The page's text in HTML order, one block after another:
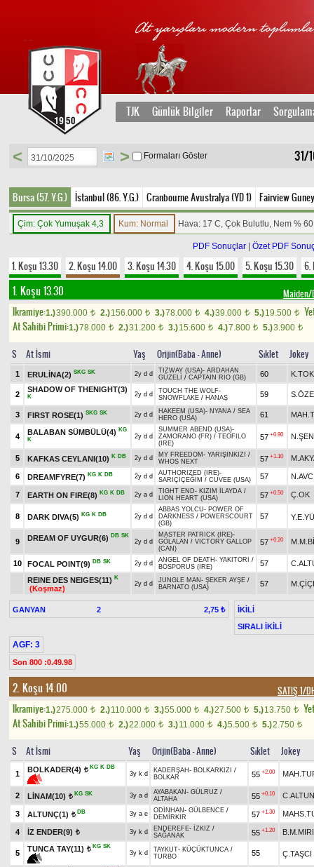
TJK Günlük Bilgiler Raporlar
31/
< > Formaları Göster
Bursa (57. Y.G.) İstanbul (86. Y.G.) Cranbourne Avustralya (YD 1) Fairview
Çim: Çok Yumuşak 4,3 Kum: Normal Hava: 17 C, Çok Bulutlu, Nem % 60
PDF Sonuçlar Özet PDF
1. Koşu 13.30 2. Koşu 14.00 3. Koşu 14.30 4. Koşu 15.00 5. Koşu 15.30 6.
1. Koşu 13.30 Maiden/
Ikramiye:1.)390.000 t 2.)156.000 t 3.)78.000 t 4.)39.000 t 5.)19.500 t
At Sahibi Primi:1.)78.000 t 2.)31.200 t 3.)15.600 t 4.)7.800 t 5.)3.900 t
S At İsmi Yaş Orijin(Baba - Anne) Sıklet Jokey
1 ERULİNA(2) SKG SK 2y d d TIZWAY (USA)- ARDAHAN
GÜZELİ / CAPTAIN RIO (GB) 60
2
SHADOW OF THENIGHT(3)
K 2y d d TOUCH THE WOLF-
SNOWFLAKE / HANAŞ 59
3 FIRST ROSE(1) SKG SK 2y d d HAKEEM (USA)- NYANA / SEA
HERO (USA)
61
4
BALABAN SÜMBÜLÜ(4) KG
K
2y d d
SUMMER ABEND (USA)-
ZAMORANO (FR) / TEOFILO
(IRE)
57 +0.90 N.ŞEN
5 KAFKAS CEYLANI(10) K DB 2y d d MY FREEDOM - YARIŞINKIZI /
WHOS NEXT
57 +1.10
6 DREAMFYRE(7) KG K DB 2y d d AUTHORIZED (IRE)-
SARIÇİÇEĞİM / CUVEE (USA) 57
7 EARTH ON FIRE(8) KG K DB 2y a d TIGHT END- KIZIM İLAYDA /
LION HEART (USA)
57 +0.50 Ç.OK
8 DARK DIVA(5) KG K DB 2y d d
ABBAS YOLCU- POWER OF
DARKNESS / POWERSCOURT
(GB)
57
9 DREAM OF UYGUR(6) DB SK
2y d d
MASTER PATRICK (IRE)-
GÖLALAN / VICTORY GALLOP
(CAN)
57 +0.20
10 FOCAL POINT(9) DB SK 2y d d ANGEL OF DEATH - YAKITORI
/
BOSPORUS (IRE)
57
REINE DES NEIGES(11) K
(Koşmaz)
2y d d JUNGLE MAN - ŞEKER AYŞE /
BARNATO (USA)
57
GANYAN 2 2,75 ₺
İKİLİ
SIRALI İKİLİ
AGF: 3
Son 800 :0.49.98
2. Koşu 14.00 SATIŞ 1/
Ikramiye:1.)275.000 t 2.)110.000 t 3.)55.000 t 4.)27.500 t 5.)13.750 t
At Sahibi Primi:1.)55.000 t 2.)22.000 t 3.)11.000 t 4.)5.500 t 5.)2.750 t
S At İsmi Yaş Orijin(Baba - Anne) Sıklet Jokey
1
BOLKADER(4) t KG K DB
3y k d KADERŞAH - BOLKARKIZI /
BOLKAR
55 +2.00
2 LİNAM(10) t KG SK 3y a d AYABAKAN - GÜLRUZ /
ALTAHA
55 +0.10 C.ALTUN
3 ALTUNÇ(1) t DB 3y a e ODİNHAN - GÜLBENCE /
DEMİRKIR
57 +1.30
4 İZ ENDER(9) t 3y k d ENDEREFE- İZKIZ /
SAĞANAK
55 +1.20
5
TUNCA TAY(11) t KG SK
3y k d TAYKUT- KÜÇÜKTUNCA /
TURBO
55 Ç.TAŞCI